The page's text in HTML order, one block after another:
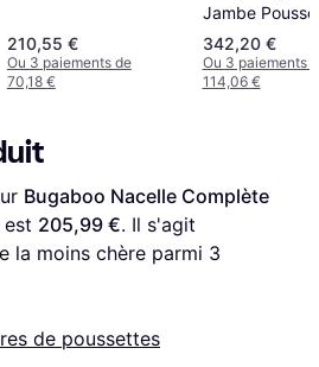
210,55 €
Ou 3 paiements de
70,18 €
Jambe
Bébé Tissu
342,20 €
Ou 3 paiements
114,06 €
Bugaboo Nacelle Complète
est 205,99 €. Il s'agit
la moins chère parmi 3
de poussettes